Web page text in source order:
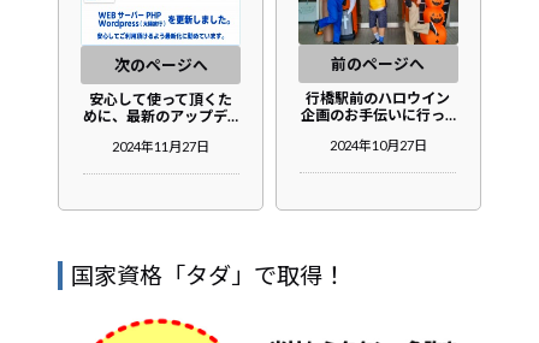
次のページへ
安心して使って頂くた
めに、最新のアップデ…
2024年11月27日
前のページへ
行橋駅前のハロウイン
企画のお手伝いに行っ…
2024年10月27日
国家資格「タダ」で取得！